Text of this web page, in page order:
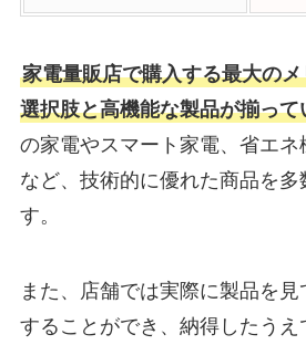
家電量販店で購入する最大の
選択肢と高機能な製品が揃って
の家電やスマート家電、省エネ
など、技術的に優れた商品を多
す。
また、店舗では実際に製品を
することができ、納得したうえ